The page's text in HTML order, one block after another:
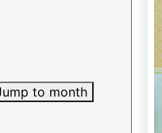
to month